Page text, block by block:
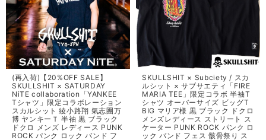
(再入荷)【20%OFF SALE】
SKULLSHIT × SATURDAY
NiTE collaboration「YANKEE
Tシャツ」限定コラボレーション
スカルシット 綾小路翔 氣志團万
博 ヤンキーＴ 半袖 黒 ブラック
ドクロ メンズ レディース PUNK
ROCK パンク ロック バンド フ
SKULLSHIT × Subciety / スカ
ルシット × サブサエティ「FIRE
MARIA TEE」限定コラボ 半袖T
シャツ オーバーサイズ ビッグT
BIG マリア様 黒 ブラック ドクロ
メンズレディース ストリート ス
ケーター PUNK ROCK パンク ロ
ック バンド フェス 骸骨祭り ス